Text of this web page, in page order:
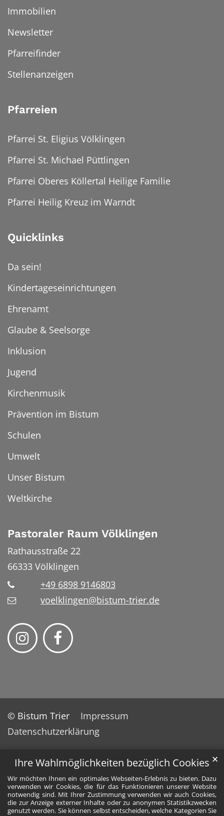
Ihre Wahlmöglichkeiten bezüglich Cookies
Wir möchten Ihnen ein optimales Webseiten-Erlebnis zu bieten. Dazu
verwenden wir Cookies, die für das Funktionieren unserer Website
notwendig sind. Mit Ihrer Zustimmung verwenden wir auch Cookies,
die zur Anzeige externer Inhalte oder zu anonymen Statistikzwecken
genutzt werden. Sie können selbst entscheiden, welche Kategorien Sie
✕
Immobilien
Newsletter
Pfarreifinder
Stellenanzeigen
Pfarreien
Pfarrei St. Eligius Völklingen
Pfarrei St. Michael Püttlingen
Pfarrei Oberes Köllertal Heilige Familie
Pfarrei Heilig Kreuz im Warndt
Quicklinks
Da sein!
Kindertageseinrichtungen
Ehrenamt
Glaube & Seelsorge
Inklusion
Jugend
Kirchenmusik
Prävention im Bistum
Schulen
Umwelt
Unser Bistum
Weltkirche
Pastoraler Raum Völklingen
Rathausstraße 22
66333 Völklingen
+49 6898 9146803
voelklingen@bistum-trier.de
© Bistum Trier
Impressum
Datenschutzerklärung